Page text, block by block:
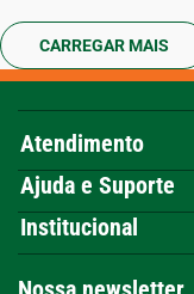
CARREGAR MAIS
Atendimento
Ajuda e Suporte
Institucional